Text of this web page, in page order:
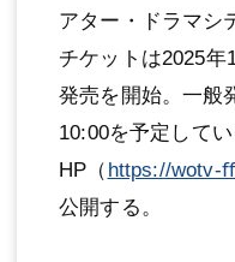
アター・ドラマシ
チケットは2025年
発売を開始。⼀般
10:00を予定して
HP（ https://wotv-
公開する。